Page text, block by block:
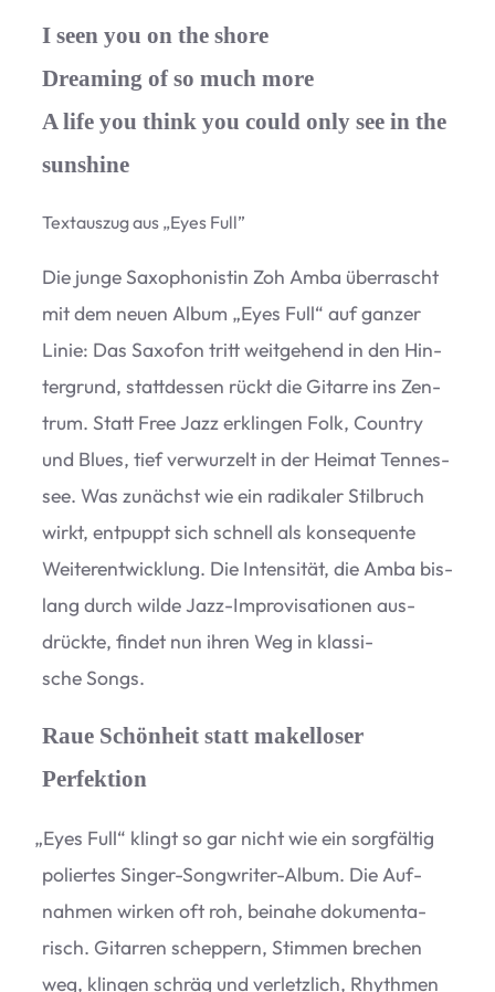
I seen you on the shore
Dreaming of so much more
A life you think you could only see in the
sunshine
Text­aus­zug aus „Eyes Full”
Die junge Saxo­pho­nis­tin Zoh Amba über­rascht
mit dem neuen Album „Eyes Full“ auf gan­zer
Linie: Das Saxo­fon tritt weit­ge­hend in den Hin­
ter­grund, statt­des­sen rückt die Gitarre ins Zen­
trum. Statt Free Jazz erklin­gen Folk, Coun­try
und Blues, tief ver­wur­zelt in der Hei­mat Ten­nes­
see. Was zunächst wie ein radi­ka­ler Stil­bruch
wirkt, ent­puppt sich schnell als kon­se­quente
Wei­ter­ent­wick­lung. Die Inten­si­tät, die Amba bis­
lang durch wilde Jazz-Impro­vi­sa­tio­nen aus­
drückte, fin­det nun ihren Weg in klas­si­
sche Songs.
Raue Schönheit statt makelloser
Perfektion
„Eyes Full“ klingt so gar nicht wie ein sorg­fäl­tig
polier­tes Sin­ger-Song­wri­ter-Album. Die Auf­
nah­men wir­ken oft roh, bei­nahe doku­men­ta­
risch. Gitar­ren schep­pern, Stim­men bre­chen
weg, klin­gen schräg und ver­letz­lich, Rhyth­men